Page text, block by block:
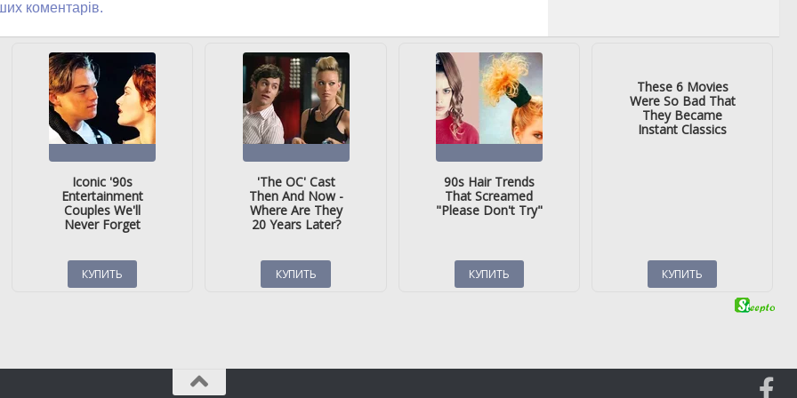
коментарів.